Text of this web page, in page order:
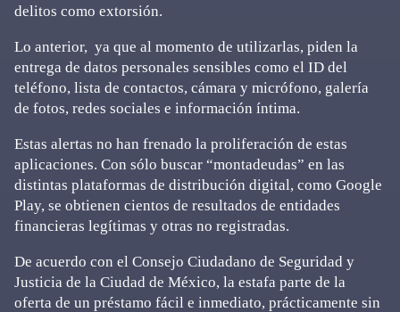
delitos como extorsión.
Lo anterior, ya que al momento de utilizarlas, piden la
entrega de datos personales sensibles como el ID del
teléfono, lista de contactos, cámara y micrófono, galería
de fotos, redes sociales e información íntima.
Estas alertas no han frenado la proliferación de estas
aplicaciones. Con sólo buscar “montadeudas” en las
distintas plataformas de distribución digital, como Google
Play, se obtienen cientos de resultados de entidades
financieras legítimas y otras no registradas.
De acuerdo con el Consejo Ciudadano de Seguridad y
Justicia de la Ciudad de México, la estafa parte de la
oferta de un préstamo fácil e inmediato, prácticamente sin